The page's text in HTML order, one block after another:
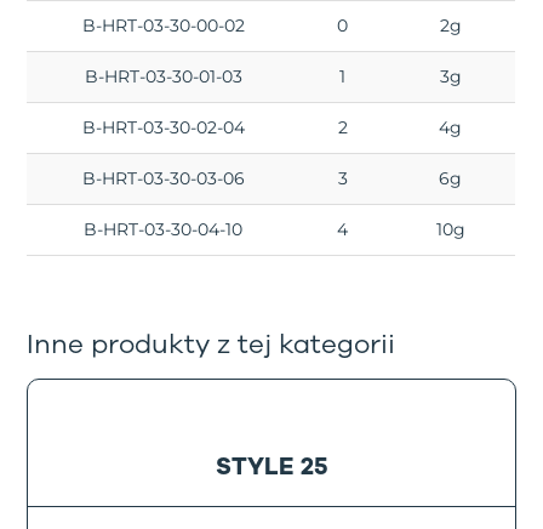
B-HRT-03-30-00-02 0 2g
B-HRT-03-30-01-03 1 3g
B-HRT-03-30-02-04 2 4g
B-HRT-03-30-03-06 3 6g
B-HRT-03-30-04-10 4 10g
Inne produkty z tej kategorii
STYLE 25